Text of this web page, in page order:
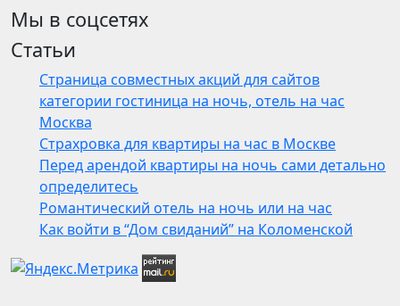
Мы в соцсетях
Статьи
Страница совместных акций для сайтов
категории гостиница на ночь, отель на час
Москва
Страхровка для квартиры на час в Москве
Перед арендой квартиры на ночь сами детально
определитесь
Романтический отель на ночь или на час
Как войти в “Дом свиданий” на Коломенской